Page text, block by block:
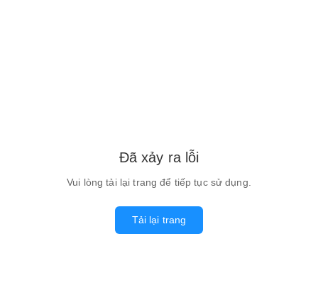
Đã xảy ra lỗi
Vui lòng tải lại trang để tiếp tục sử dụng.
Tải lại trang